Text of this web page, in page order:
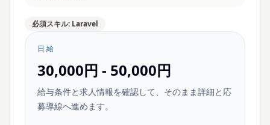
必須スキル: Laravel
日給
30,000円 - 50,000円
給与条件と求人情報を確認して、そのまま詳細と応
募導線へ進めます。